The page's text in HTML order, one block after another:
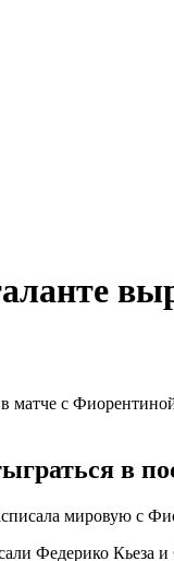
в
мировую с
Федерико